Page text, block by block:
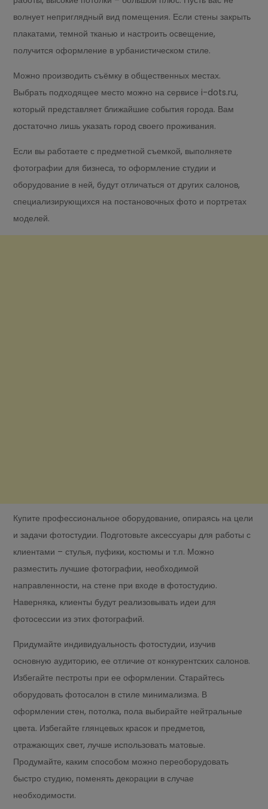
волнует неприглядный вид помещения. Если стены закрыть
плакатами, темной тканью и настроить освещение,
получится оформление в урбанистическом стиле.
Можно производить съёмку в общественных местах.
Выбрать подходящее место можно на сервисе i-dots.ru,
который представляет ближайшие события города. Вам
достаточно лишь указать город своего проживания.
Если вы работаете с предметной съемкой, выполняете
фотографии для бизнеса, то оформление студии и
оборудование в ней, будут отличаться от других салонов,
специализирующихся на постановочных фото и портретах
моделей.
Купите профессиональное оборудование, опираясь на цели
и задачи фотостудии. Подготовьте аксессуары для работы с
клиентами – стулья, пуфики, костюмы и т.п. Можно
разместить лучшие фотографии, необходимой
направленности, на стене при входе в фотостудию.
Наверняка, клиенты будут реализовывать идеи для
фотосессии из этих фотографий.
Придумайте индивидуальность фотостудии, изучив
основную аудиторию, ее отличие от конкурентских салонов.
Избегайте пестроты при ее оформлении. Старайтесь
оборудовать фотосалон в стиле минимализма. В
оформлении стен, потолка, пола выбирайте нейтральные
цвета. Избегайте глянцевых красок и предметов,
отражающих свет, лучше использовать матовые.
Продумайте, каким способом можно переоборудовать
быстро студию, поменять декорации в случае
необходимости.